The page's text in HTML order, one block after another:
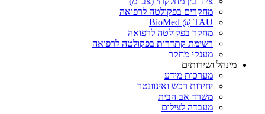
מחקרים בפקולטה לרפואה
BioMed @ TAU
מחקר בפקולטה לרפואה
רשימת קתדרות בפקולטה לרפואה
מענקי מחקר
מינהל ושירותים
מערכות מידע
יחידות רכש ואינוונטר
משרד אב הבית
מעבדה לצילום